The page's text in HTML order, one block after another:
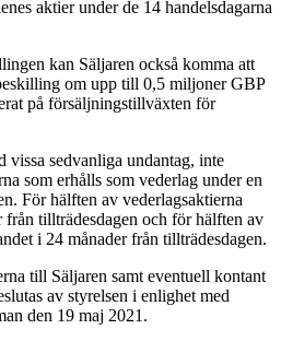
aktier under de 14 handelsdagarna
kan Säljaren också komma att
om upp till 0,5 miljoner GBP
på försäljningstillväxten för
vissa sedvanliga undantag, inte
som erhålls som vederlag under en
För hälften av vederlagsaktierna
från tillträdesdagen och för hälften av
i 24 månader från tillträdesdagen.
till Säljaren samt eventuell kontant
av styrelsen i enlighet med
den 19 maj 2021.